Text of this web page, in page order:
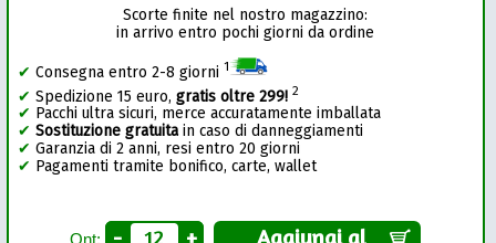
Scorte finite nel nostro magazzino:
in arrivo entro pochi giorni da ordine
✔ Consegna entro 2-8 giorni 1
✔ Spedizione 15 euro,gratis oltre 299! 2
✔ Pacchi ultra sicuri, merce accuratamente imballata
✔ Sostituzione gratuitain caso di danneggiamenti
✔ Garanzia di 2 anni, resi entro 20 giorni
✔ Pagamenti tramite bonifico, carte, wallet
- + Aggiungi al